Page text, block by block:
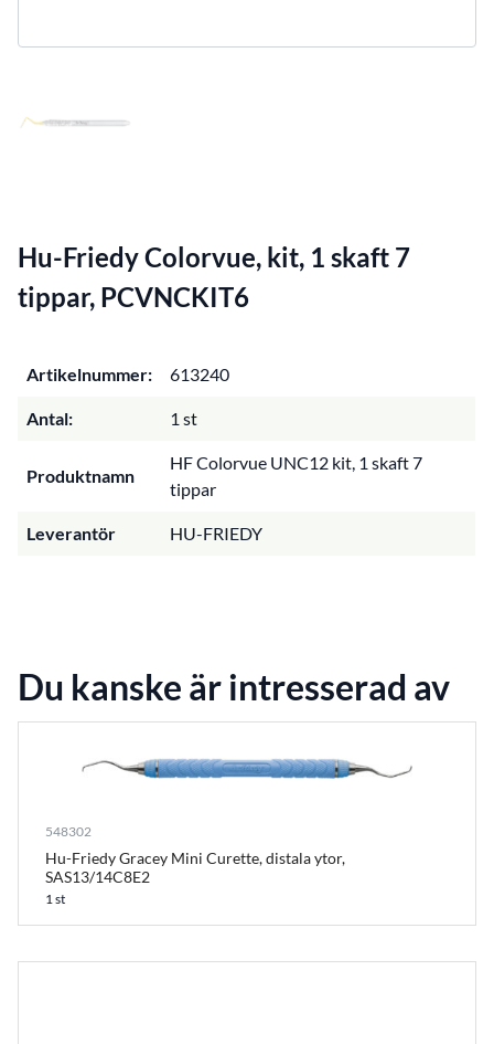
Hu-Friedy Colorvue, kit, 1 skaft 7
tippar, PCVNCKIT6
Artikelnummer: 613240
Antal: 1 st
Produktnamn
HF Colorvue UNC12 kit, 1 skaft 7
tippar
Leverantör HU-FRIEDY
Du kanske är intresserad av
548302
Hu-Friedy Gracey Mini Curette, distala ytor,
SAS13/14C8E2
1 st